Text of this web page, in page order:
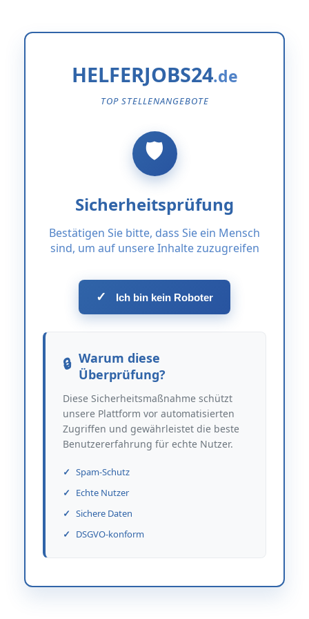
HELFERJOBS24
TOP STELLENANGEBOTE
Sicherheitsprüfung
Bestätigen Sie bitte, dass Sie ein Mensch
sind, um auf unsere Inhalte zuzugreifen
✓ Ich bin kein Roboter
Warum diese
Überprüfung?
Diese Sicherheitsmaßnahme schützt
unsere Plattform vor automatisierten
Zugriffen und gewährleistet die beste
Benutzererfahrung für echte Nutzer.
Spam-Schutz
Echte Nutzer
Sichere Daten
DSGVO-konform